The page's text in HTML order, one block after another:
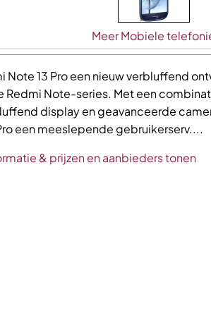
Meer Mobiele
Note 13 Pro een nieuw verbluffend
Redmi Note-series. Met een
display en geavanceerde
een meeslepende gebruikerserv....
& prijzen en aanbieders tonen